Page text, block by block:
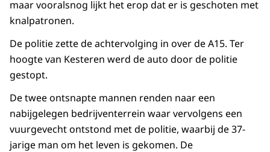
maar vooralsnog lijkt het erop dat er is geschoten met
knalpatronen.
De politie zette de achtervolging in over de A15. Ter
hoogte van Kesteren werd de auto door de politie
gestopt.
De twee ontsnapte mannen renden naar een
nabijgelegen bedrijventerrein waar vervolgens een
vuurgevecht ontstond met de politie, waarbij de 37-
jarige man om het leven is gekomen. De